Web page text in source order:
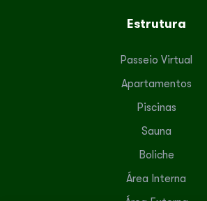
Estrutura
Passeio Virtual
Apartamentos
Piscinas
Sauna
Boliche
Área Interna